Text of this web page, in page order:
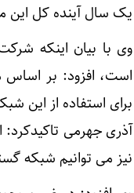
یک سال آینده کل این
وی با بیان اینکه
برای استفاده از این
آذری جهرمی تاکیدکرد:
نیز می توانیم شبکه